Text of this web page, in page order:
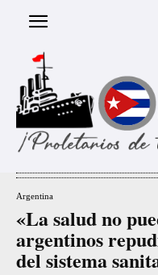
Argentina
«La salud no
argentinos
del sistema